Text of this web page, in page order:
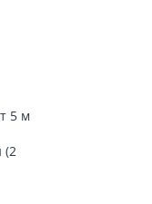
5 м
(2